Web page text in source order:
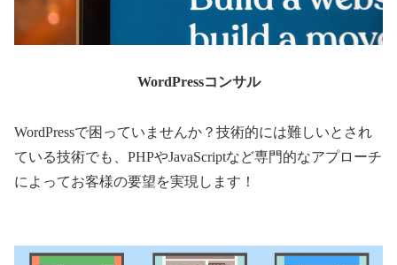
WordPressコンサル
WordPressで困っていませんか？技術的には難しいとされ
ている技術でも、PHPやJavaScriptなど専門的なアプローチ
によってお客様の要望を実現します！